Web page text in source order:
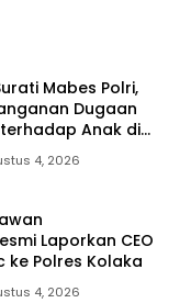
Mabes Polri,
Dugaan
Anak di
4, 2026
Laporkan CEO
ke Polres Kolaka
4, 2026